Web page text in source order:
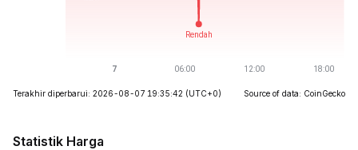
Terakhir diperbarui: 2026-08-07 19:35:42 (UTC+0) Source of data: CoinGecko
Statistik Harga